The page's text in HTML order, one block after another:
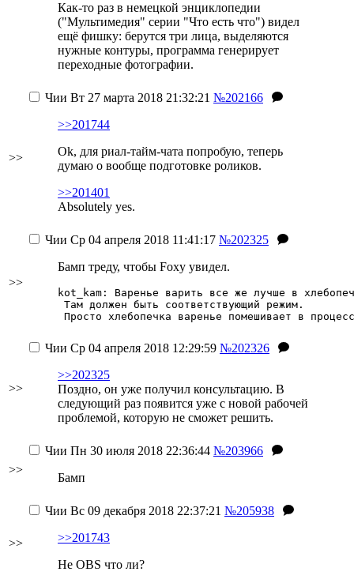
Как-то раз в немецкой энциклопедии
("Мультимедия" серии "Что есть что") видел
ещё фишку: берутся три лица, выделяются
нужные контуры, программа генерирует
переходные фотографии.
>>
Чии Вт 27 марта 2018 21:32:21 №202166
>>201744
Ok, для риал-тайм-чата попробую, теперь
думаю о вообще подготовке роликов.
>>201401
Absolutely yes.
>>
Чии Ср 04 апреля 2018 11:41:17 №202325
Бамп треду, чтобы Foxy увидел.
kot_kam: Варенье варить все же лучше в
Там должен быть соответствующий режим.
Просто хлебопечка варенье помешивает в
>>
Чии Ср 04 апреля 2018 12:29:59 №202326
>>202325
Поздно, он уже получил консультацию. В
следующий раз появится уже с новой рабочей
проблемой, которую не сможет решить.
>>
Чии Пн 30 июля 2018 22:36:44 №203966
Бамп
>>
Чии Вс 09 декабря 2018 22:37:21 №205938
>>201743
Не OBS что ли?